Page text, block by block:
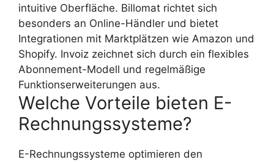
intuitive Oberfläche. Billomat richtet sich
besonders an Online-Händler und bietet
Integrationen mit Marktplätzen wie Amazon und
Shopify. Invoiz zeichnet sich durch ein flexibles
Abonnement-Modell und regelmäßige
Funktionserweiterungen aus.
Welche Vorteile bieten E-
Rechnungssysteme?
E-Rechnungssysteme optimieren den